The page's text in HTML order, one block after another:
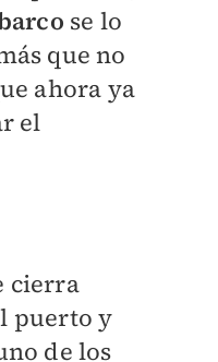
se lo
que no
ahora ya
el
cierra
puerto y
de los